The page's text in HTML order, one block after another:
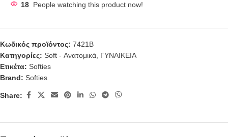
18 People watching this product now!
Κωδικός προϊόντος: 7421B
Κατηγορίες: Soft - Ανατομικά ΓΥΝΑΙΚΕΙΑ
Ετικέτα: Softies
Brand: Softies
Share: